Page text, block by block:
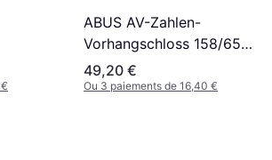
ABUS AV-Zahlen-
Vorhangschloss 158/65
Schwarz
49,20 €
Ou 3 paiements de 16,40 €